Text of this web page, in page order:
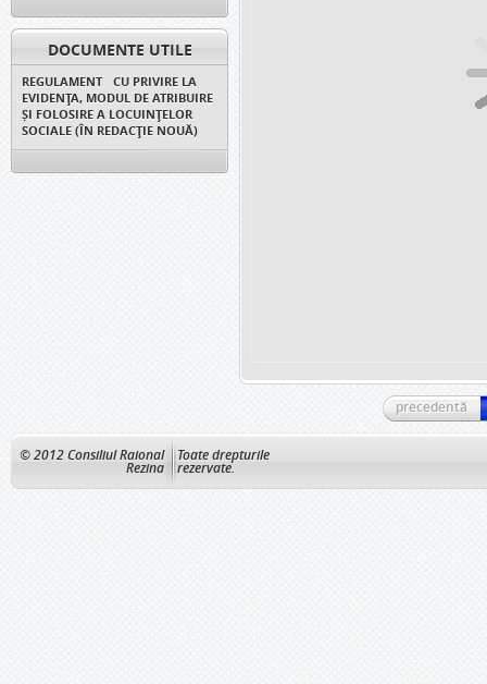
DOCUMENTE UTILE
REGULAMENT CU PRIVIRE LA
EVIDENȚA, MODUL DE ATRIBUIRE
ȘI FOLOSIRE A LOCUINȚELOR
SOCIALE (ÎN REDACȚIE NOUĂ)
precedentă
© 2012 Consiliul Raional
Rezina
Toate drepturile
rezervate.